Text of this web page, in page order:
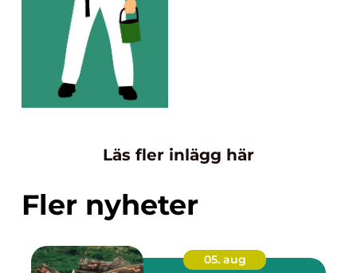
Läs fler inlägg här
Fler nyheter
05. aug